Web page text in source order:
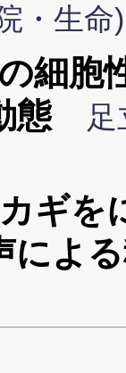
・生命)
細胞
態
ギを
によ